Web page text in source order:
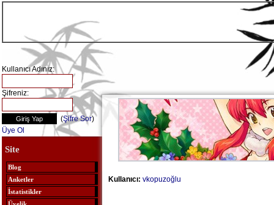
Kullanıcı Adınız:
Şifreniz:
(Şifre Sor)
Üye Ol
Site
Blog
Anketler
İstatistikler
Kullanıcı: vkopuzoğlu